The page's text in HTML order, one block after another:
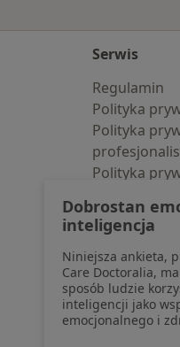
Serwis
Regulamin
Polityka
Polityka
Polityka
Polityka
Jak działają
Dostępność
O nas
Praca
Dobrostan
inteligencja
Niniejsza ankieta,
Care Doctoralia,
sposób ludzie
inteligencji jako
emocjonalnego i